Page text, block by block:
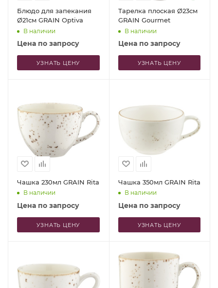
Блюдо для запекания
Ø21см GRAIN Optiva
В наличии
Цена по запросу
УЗНАТЬ ЦЕНУ
Тарелка плоская Ø23см
GRAIN Gourmet
В наличии
Цена по запросу
УЗНАТЬ ЦЕНУ
Чашка 230мл GRAIN Rita
В наличии
Цена по запросу
УЗНАТЬ ЦЕНУ
Чашка 350мл GRAIN Rita
В наличии
Цена по запросу
УЗНАТЬ ЦЕНУ